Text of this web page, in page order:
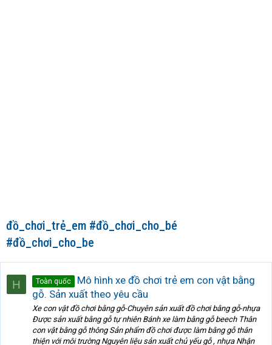
đồ_chơi_trẻ_em #đồ_chơi_cho_bé
#đồ_chơi_cho_be
H Toàn quốc
Mô hình xe đồ chơi trẻ em con vật bằng
gỗ. Sản xuất theo yêu cầu
Xe con vật đồ chơi bằng gỗ-Chuyên sản xuất đồ chơi bằng gỗ-nhựa
Được sản xuất bằng gỗ tự nhiên Bánh xe làm bằng gỗ beech Thân
con vật bằng gỗ thông Sản phẩm đồ chơi được làm bằng gỗ thân
thiện với môi trường Nguyên liệu sản xuất chủ yếu gỗ , nhựa Nhận